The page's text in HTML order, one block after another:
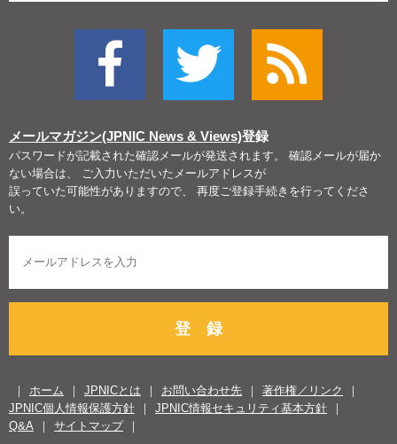
メールマガジン(JPNIC News & Views)登録
パスワードが記載された確認メールが発送されます。 確認メールが届か
ない場合は、 ご入力いただいたメールアドレスが
誤っていた可能性がありますので、 再度ご登録手続きを行ってくださ
い。
登 録
ホーム JPNICとは お問い合わせ先
著作権／リンク
JPNIC個人情報保護方針
JPNIC情報セキュリティ基本方針
Q&A
サイトマップ